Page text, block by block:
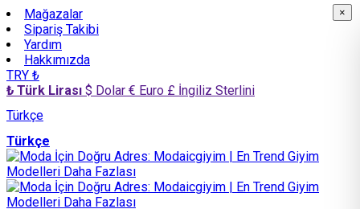
Mağazalar
Sipariş Takibi
Yardım
Hakkımızda
TRY ₺
₺ Türk Lirası $ Dolar € Euro £ İngiliz Sterlini
Türkçe
Türkçe
×
×